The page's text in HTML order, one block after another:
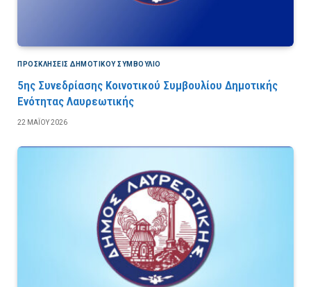
ΠΡΟΣΚΛΉΣΕΙΣ ΔΗΜΟΤΙΚΟΎ ΣΥΜΒΟΎΛΙΟ
5ης Συνεδρίασης Κοινοτικού Συμβουλίου Δημοτικής
Ενότητας Λαυρεωτικής
22 ΜΑΪ́ΟΥ 2026